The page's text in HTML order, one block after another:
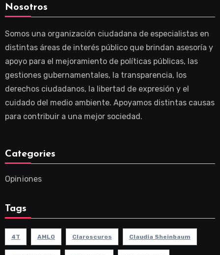
Nosotros
Somos una organización ciudadana de especialistas en
distintas áreas de interés público que brindan asesoría y
apoyo para el mejoramiento de políticas públicas, las
gestiones gubernamentales, la transparencia, los
derechos ciudadanos, la libertad de expresión y el
cuidado del medio ambiente. Apoyamos distintas causas
para contribuir a una mejor sociedad.
Categories
Opiniones
Tags
4T AMLO Claroscuros Claudia Sheinbaum